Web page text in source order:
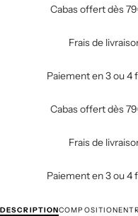
Cabas offert dès
Frais de
Paiement en 3 ou 4
Cabas offert dès
Frais de
Paiement en 3 ou 4
DESCRIPTIONCOMPOSITION